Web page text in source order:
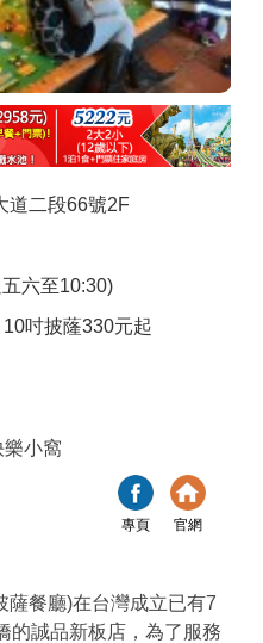
道二段66號2F
六至10:30)
吋披蕯330元起
小窩
專頁 官網
薩餐廳)在台灣成立已有7
的誠品新板店，為了服務